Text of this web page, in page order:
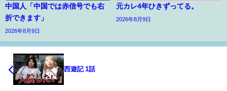
中国人「中国では赤信号でも右
折できます」
2026年8月9日
元カレ4年ひきずってる。
2026年8月9日
西遊記 1話